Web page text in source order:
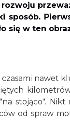
sposób.
się w ten
nawet
stojąco". Nikt
od spraw